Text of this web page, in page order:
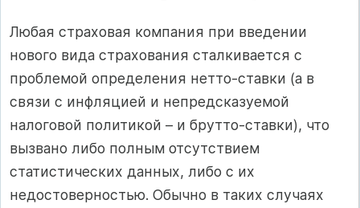
Любая страховая компания при введении
нового вида страхования сталкивается с
проблемой определения нетто-ставки (а в
связи с инфляцией и непредсказуемой
налоговой политикой – и брутто-ставки), что
вызвано либо полным отсутствием
статистических данных, либо с их
недостоверностью. Обычно в таких случаях